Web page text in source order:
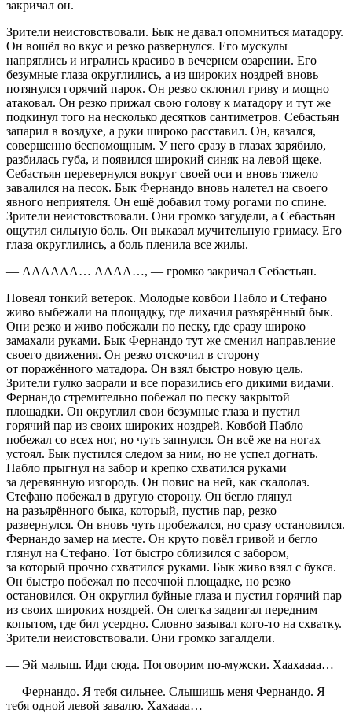
закричал он.
Зрители неистовствовали. Бык не давал опомниться матадору.
Он вошёл во вкус и резко развернулся. Его мускулы
напряглись и игрались красиво в вечернем озарении. Его
безумные глаза округлились, а из широких ноздрей вновь
потянулся горячий парок. Он резво склонил гриву и мощно
атаковал. Он резко прижал свою голову к матадору и тут же
подкинул того на несколько десятков сантиметров. Себастьян
запарил в воздухе, а руки широко расставил. Он, казался,
совершенно беспомощным. У него сразу в глазах зарябило,
разбилась губа, и появился широкий синяк на левой щеке.
Себастьян перевернулся вокруг своей оси и вновь тяжело
завалился на песок. Бык Фернандо вновь налетел на своего
явного неприятеля. Он ещё добавил тому рогами по спине.
Зрители неистовствовали. Они громко загудели, а Себастьян
ощутил сильную боль. Он выказал мучительную гримасу. Его
глаза округлились, а боль пленила все жилы.
— АААААА… АААА…, — громко закричал Себастьян.
Повеял тонкий ветерок. Молодые ковбои Пабло и Стефано
живо выбежали на площадку, где лихачил разъярённый бык.
Они резко и живо побежали по песку, где сразу широко
замахали руками. Бык Фернандо тут же сменил направление
своего движения. Он резко отскочил в сторону
от поражённого матадора. Он взял быстро новую цель.
Зрители гулко заорали и все поразились его дикими видами.
Фернандо стремительно побежал по песку закрытой
площадки. Он округлил свои безумные глаза и пустил
горячий пар из своих широких ноздрей. Ковбой Пабло
побежал со всех ног, но чуть запнулся. Он всё же на ногах
устоял. Бык пустился следом за ним, но не успел догнать.
Пабло прыгнул на забор и крепко схватился руками
за деревянную изгородь. Он повис на ней, как скалолаз.
Стефано побежал в другую сторону. Он бегло глянул
на разъярённого быка, который, пустив пар, резко
развернулся. Он вновь чуть пробежался, но сразу остановился.
Фернандо замер на месте. Он круто повёл гривой и бегло
глянул на Стефано. Тот быстро сблизился с забором,
за который прочно схватился руками. Бык живо взял с букса.
Он быстро побежал по песочной площадке, но резко
остановился. Он округлил буйные глаза и пустил горячий пар
из своих широких ноздрей. Он слегка задвигал передним
копытом, где бил усердно. Словно зазывал кого-то на схватку.
Зрители неистовствовали. Они громко загалдели.
— Эй малыш. Иди сюда. Поговорим по-мужски. Хаахаааа…
— Фернандо. Я тебя сильнее. Слышишь меня Фернандо. Я
тебя одной левой завалю. Хахаааа…